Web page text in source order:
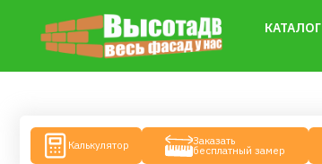
КАТАЛОГ
Калькулятор Заказать
бесплатный замер